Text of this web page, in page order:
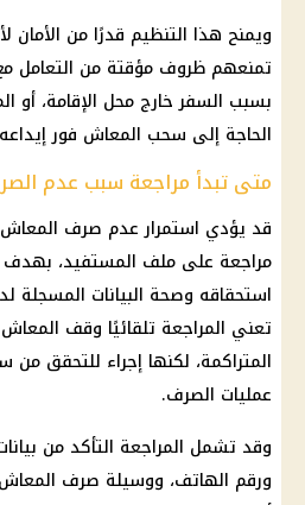
ويمنح هذا التنظيم قدرًا من الأمان
تمنعهم ظروف مؤقتة من التعامل
بسبب السفر خارج محل الإقامة، أو
الحاجة إلى سحب المعاش فور
متى تبدأ مراجعة سبب عدم
قد يؤدي استمرار عدم صرف المعاش
مراجعة على ملف المستفيد، بهدف
استحقاقه وصحة البيانات المسجلة
تعني المراجعة تلقائيًا وقف
المتراكمة، لكنها إجراء للتحقق
عمليات الصرف.
وقد تشمل المراجعة التأكد من
ورقم الهاتف، ووسيلة صرف